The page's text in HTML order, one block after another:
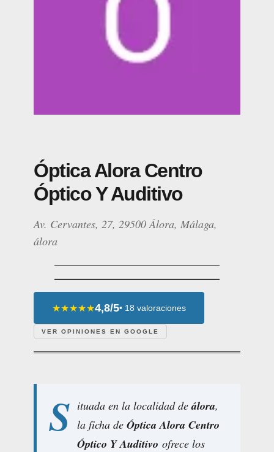
Óptica Alora Centro
Óptico Y Auditivo
Av. Cervantes, 27, 29500 Álora, Málaga,
álora
★★★★★4,8/5• 18 valoraciones
VER OPINIONES EN GOOGLE
S ituada en la localidad deálora,
la ficha de Óptica Alora Centro
Óptico Y Auditivo ofrece los